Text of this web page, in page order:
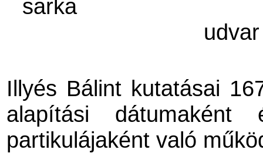
sarka
Illyés Bálint kutatásai
alapítási
partikulájaként való